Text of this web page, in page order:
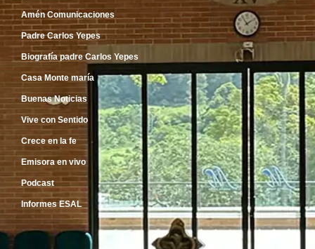
Amén Comunicaciones
Padre Carlos Yepes
Biografía padre Carlos Yepes
Casa Monte maría
Buenas Noticias
Vive con Sentido
Crece en la fe
Emisora en vivo
Podcast
Informes ESAL